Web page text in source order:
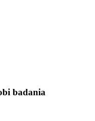
badania